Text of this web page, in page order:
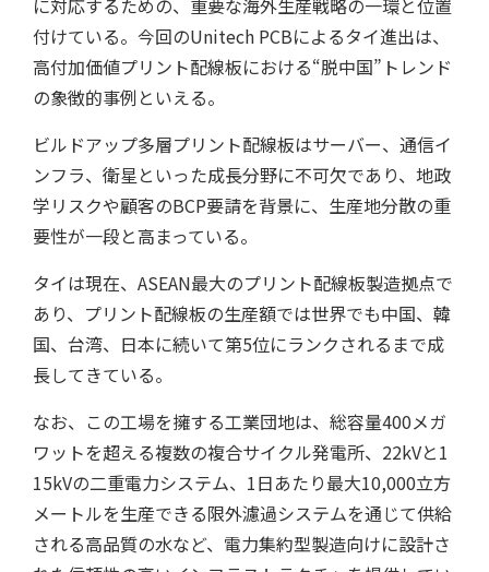
取材予定
に対応するための、重要な海外生産戦略の一環と位置
付けている。今回のUnitech PCBによるタイ進出は、
高付加価値プリント配線板における“脱中国”トレンド
の象徴的事例といえる。
ビルドアップ多層プリント配線板はサーバー、通信イ
ンフラ、衛星といった成長分野に不可欠であり、地政
学リスクや顧客のBCP要請を背景に、生産地分散の重
要性が一段と高まっている。
タイは現在、ASEAN最大のプリント配線板製造拠点で
あり、プリント配線板の生産額では世界でも中国、韓
国、台湾、日本に続いて第5位にランクされるまで成
長してきている。
なお、この工場を擁する工業団地は、総容量400メガ
ワットを超える複数の複合サイクル発電所、22kVと1
15kVの二重電力システム、1日あたり最大10,000立方
メートルを生産できる限外濾過システムを通じて供給
される高品質の水など、電力集約型製造向けに設計さ